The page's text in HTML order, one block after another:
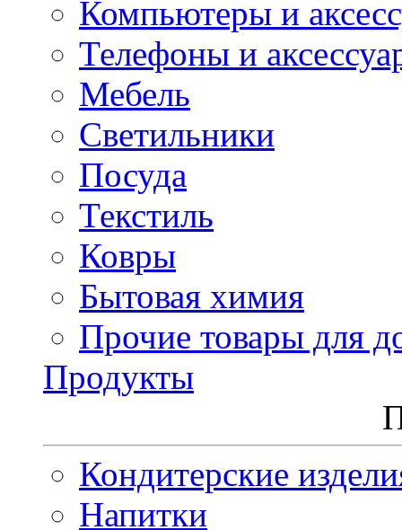
Компьютеры и
Телефоны и
Мебель
Светильники
Посуда
Текстиль
Ковры
Бытовая химия
Прочие товары для
Продукты
Кондитерские
Напитки